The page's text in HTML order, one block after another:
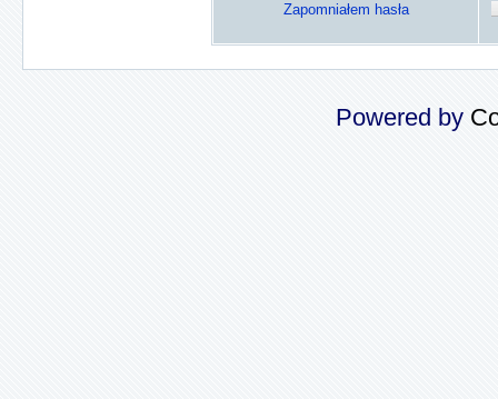
Zapomniałem hasła
Powered by